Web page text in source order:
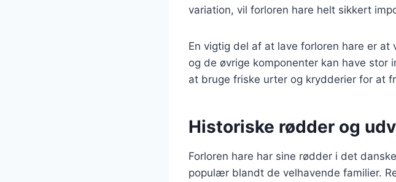
variation, vil forloren hare helt sikkert
En vigtig del af at lave forloren hare er
og de øvrige komponenter kan have stor
at bruge friske urter og krydderier for at
Historiske rødder og
Forloren hare har sine rødder i det
populær blandt de velhavende familier.